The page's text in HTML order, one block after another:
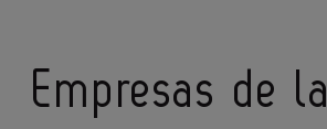
Empresas de la